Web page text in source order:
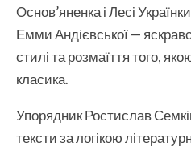
Основ’яненка і Лесі
Емми Андієвської —
стилі та розмаїття того,
класика.
Упорядник Ростислав
тексти за логікою